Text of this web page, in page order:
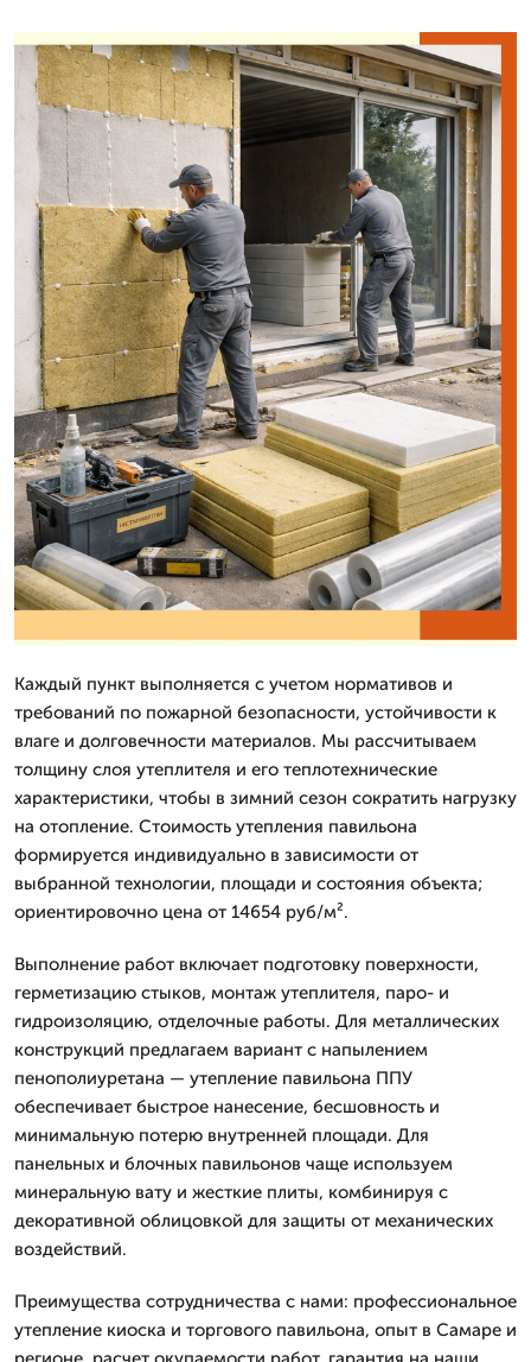
Каждый пункт выполняется с учетом нормативов и
требований по пожарной безопасности, устойчивости к
влаге и долговечности материалов. Мы рассчитываем
толщину слоя утеплителя и его теплотехнические
характеристики, чтобы в зимний сезон сократить нагрузку
на отопление. Стоимость утепления павильона
формируется индивидуально в зависимости от
выбранной технологии, площади и состояния объекта;
ориентировочно цена от 14654 руб/м².
Выполнение работ включает подготовку поверхности,
герметизацию стыков, монтаж утеплителя, паро- и
гидроизоляцию, отделочные работы. Для металлических
конструкций предлагаем вариант с напылением
пенополиуретана — утепление павильона ППУ
обеспечивает быстрое нанесение, бесшовность и
минимальную потерю внутренней площади. Для
панельных и блочных павильонов чаще используем
минеральную вату и жесткие плиты, комбинируя с
декоративной облицовкой для защиты от механических
воздействий.
Преимущества сотрудничества с нами: профессиональное
утепление киоска и торгового павильона, опыт в Самаре и